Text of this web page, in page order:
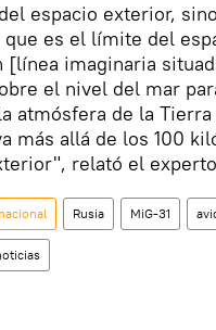
espacio exterior,
es el límite del
[línea imaginaria
el nivel del mar
atmósfera de la
más allá de los 100
relató el
Rusia MiG-31